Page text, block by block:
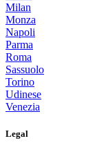
Milan
Monza
Napoli
Parma
Roma
Sassuolo
Torino
Udinese
Venezia
Legal